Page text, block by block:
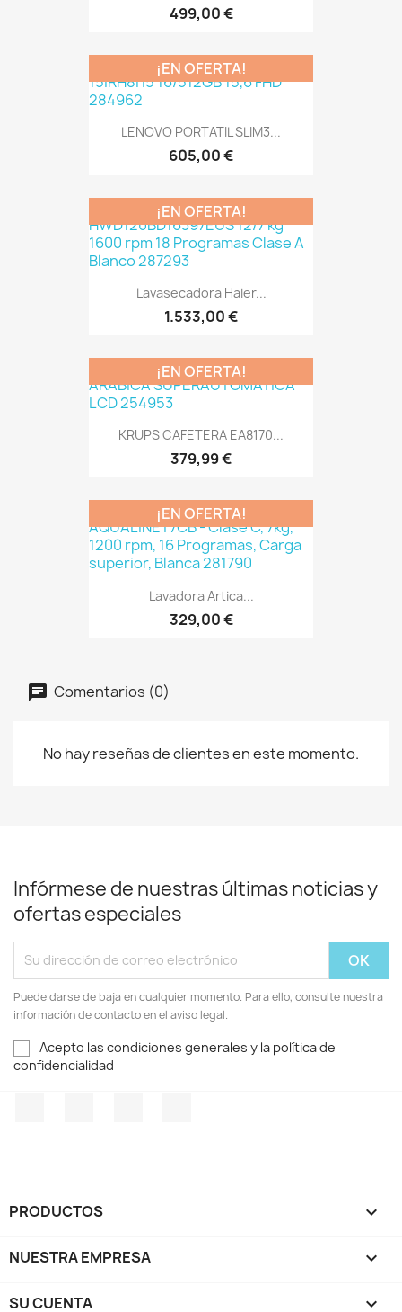
499,00 €
LENOVO PORTATIL SLIM3...
605,00 €
¡EN OFERTA!
Lavasecadora Haier...
1.533,00 €
¡EN OFERTA!
KRUPS CAFETERA EA8170...
379,99 €
¡EN OFERTA!
Lavadora Artica...
329,00 €
¡EN OFERTA!
Comentarios (0)
No hay reseñas de clientes en este momento.
Infórmese de nuestras últimas noticias y
ofertas especiales
Puede darse de baja en cualquier momento. Para ello, consulte nuestra
información de contacto en el aviso legal.
Acepto las condiciones generales y la política de
confidencialidad
PRODUCTOS 
NUESTRA EMPRESA 
SU CUENTA 